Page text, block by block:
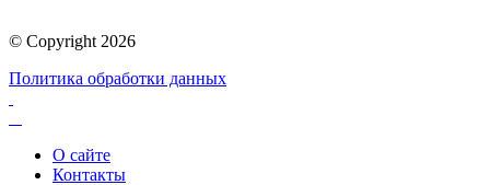
© Copyright 2026
Политика обработки данных
О сайте
Контакты